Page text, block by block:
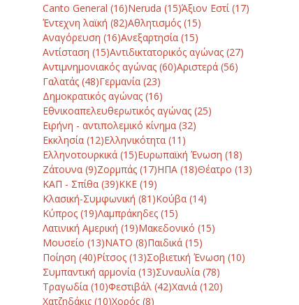
Canto General (16)Neruda (15)Άξιον Εστί(17)
Έντεχνη λαϊκή (82)Αθλητισμός(15)
Αναγόρευση (16)Ανεξαρτησία(15)
Αντίσταση (15)Αντιδικτατορικός αγώνας(27)
Αντιμνημονιακός αγώνας(60)Αριστερά(56)
Γαλατάς(48)Γερμανία(23)
Δημοκρατικός αγώνας(16)
Εθνικοαπελευθερωτικός αγώνας(25)
Ειρήνη - αντιπολεμικό κίνημα(32)
Εκκλησία(12)Ελληνικότητα(11)
Ελληνοτουρκικά(15)Ευρωπαϊκή Ένωση (18)
Ζάτουνα(9)Ζορμπάς(17)ΗΠΑ(18)Θέατρο (13)
ΚΑΠ - Σπίθα(39)ΚΚΕ(19)
Κλασική-Συμφωνική (81)Κούβα(14)
Κύπρος(19)Λαμπράκηδες(15)
Λατινική Αμερική (19)Μακεδονικό (15)
Μουσείο (13)ΝΑΤΟ (8)Παιδικά(15)
Ποίηση (40)Ρίτσος(13)Σοβιετική Ένωση (10)
Συμπαντική αρμονία(13)Συναυλία(78)
Τραγωδία(10)Φεστιβάλ(42)Χανιά(120)
Χατζηδάκις(10)Χορός(8)